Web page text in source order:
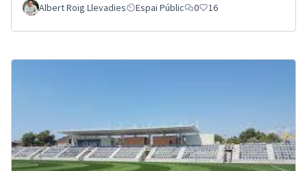
Albert Roig Llevadies Espai Públic 0 16